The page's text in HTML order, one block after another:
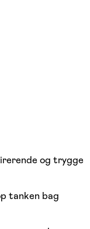
og trygge
tanken bag